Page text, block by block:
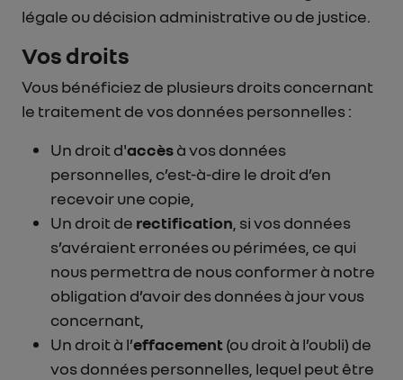
légale ou décision administrative ou de justice.
Vos droits
Vous bénéficiez de plusieurs droits concernant
le traitement de vos données personnelles :
Un droit d'accèsà vos données
personnelles, c’est-à-dire le droit d’en
recevoir une copie,
Un droit de rectification , si vos données
s’avéraient erronées ou périmées, ce qui
nous permettra de nous conformer à notre
obligation d’avoir des données à jour vous
concernant,
Un droit à l’effacement(ou droit à l’oubli) de
vos données personnelles, lequel peut être